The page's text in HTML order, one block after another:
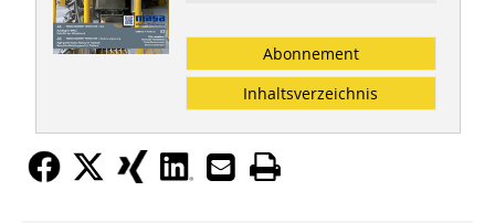
Abonnement
Inhaltsverzeichnis